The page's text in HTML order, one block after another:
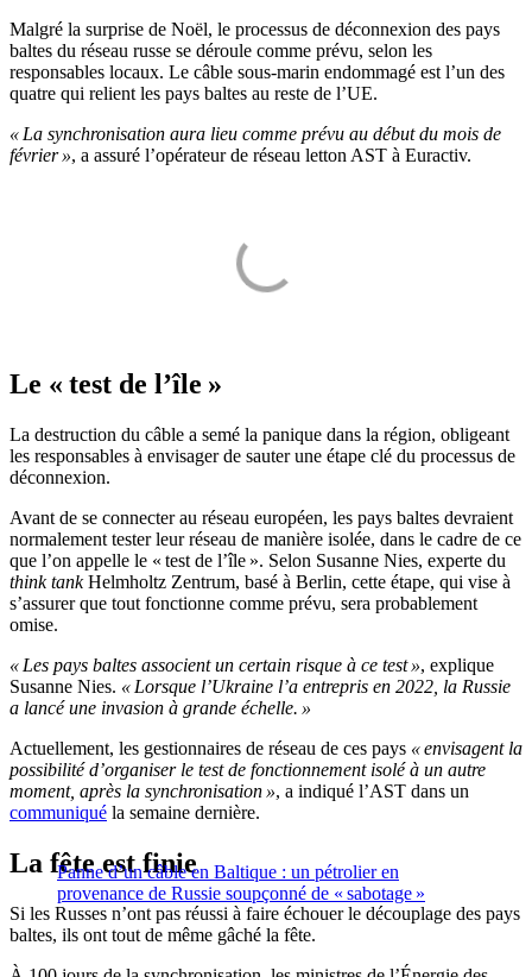
Malgré la surprise de Noël, le processus de déconnexion des pays
baltes du réseau russe se déroule comme prévu, selon les
responsables locaux. Le câble sous-marin endommagé est l’un des
quatre qui relient les pays baltes au reste de l’UE.
« La synchronisation aura lieu comme prévu au début du mois de
février », a assuré l’opérateur de réseau letton AST à Euractiv.
Le « test de l’île »
La destruction du câble a semé la panique dans la région, obligeant
les responsables à envisager de sauter une étape clé du processus de
déconnexion.
Avant de se connecter au réseau européen, les pays baltes devraient
normalement tester leur réseau de manière isolée, dans le cadre de ce
que l’on appelle le « test de l’île ». Selon Susanne Nies, experte du
think tankHelmholtz Zentrum, basé à Berlin, cette étape, qui vise à
s’assurer que tout fonctionne comme prévu, sera probablement
omise.
« Les pays baltes associent un certain risque à ce test », explique
Susanne Nies. « Lorsque l’Ukraine l’a entrepris en 2022, la Russie
a lancé une invasion à grande échelle. »
Actuellement, les gestionnaires de réseau de ces pays « envisagent la
possibilité d’organiser le test de fonctionnement isolé à un autre
moment, après la synchronisation », a indiqué l’AST dans un
communiqué la semaine dernière.
Panne d’un câble en Baltique : un pétrolier en
provenance de Russie soupçonné de « sabotage »
La fête est finie
Si les Russes n’ont pas réussi à faire échouer le découplage des pays
baltes, ils ont tout de même gâché la fête.